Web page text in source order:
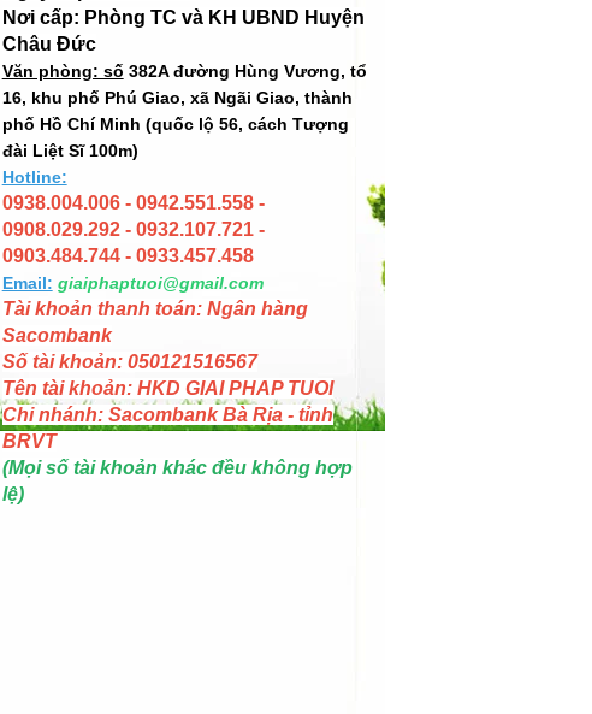
Nơi cấp: Phòng TC và KH UBND Huyện
Châu Đức
Văn phòng: số 382A đường Hùng Vương, tổ
16, khu phố Phú Giao, xã Ngãi Giao, thành
phố Hồ Chí Minh (quốc lộ 56, cách Tượng
đài Liệt Sĩ 100m)
Hotline:
0938.004.006 - 0942.551.558 -
0908.029.292 - 0932.107.721 -
0903.484.744 - 0933.457.458
Email: giaiphaptuoi@gmail.com
Tài khoản thanh toán: Ngân hàng
Sacombank
Số tài khoản: 050121516567
Tên tài khoản: HKD GIAI PHAP TUOI
Chi nhánh: Sacombank Bà Rịa - tỉnh
BRVT
(Mọi số tài khoản khác đều không hợp
lệ)